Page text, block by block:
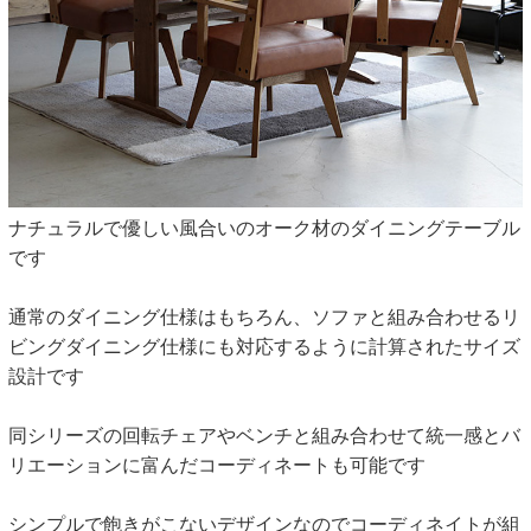
ナチュラルで優しい風合いのオーク材のダイニングテーブル
です
通常のダイニング仕様はもちろん、ソファと組み合わせるリ
ビングダイニング仕様にも対応するように計算されたサイズ
設計です
同シリーズの回転チェアやベンチと組み合わせて統一感とバ
リエーションに富んだコーディネートも可能です
シンプルで飽きがこないデザインなのでコーディネイトが組